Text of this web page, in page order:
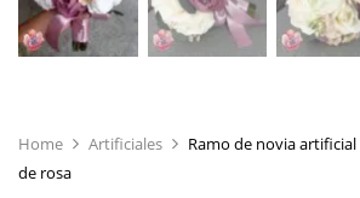
Home Artificiales
Ramo de novia
de rosa